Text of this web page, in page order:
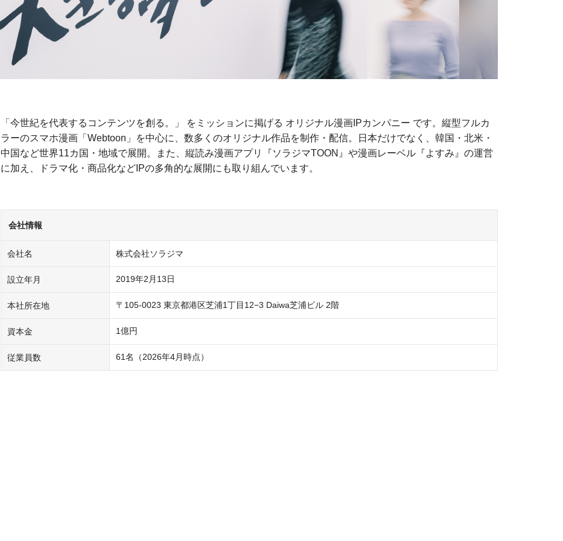
「今世紀を代表するコンテンツを創る。」 をミッションに掲げる オリジナル漫画IPカンパニー です。縦型フルカ
ラーのスマホ漫画「Webtoon」を中心に、数多くのオリジナル作品を制作・配信。日本だけでなく、韓国・北米・
中国など世界11カ国・地域で展開。また、縦読み漫画アプリ『ソラジマTOON』や漫画レーベル『よすみ』の運営
に加え、ドラマ化・商品化などIPの多角的な展開にも取り組んでいます。
会社情報
会社名 株式会社ソラジマ
設立年月 2019年2月13日
本社所在地 〒105-0023 東京都港区芝浦1丁目12−3 Daiwa芝浦ビル 2階
資本金 1億円
従業員数 61名（2026年4月時点）